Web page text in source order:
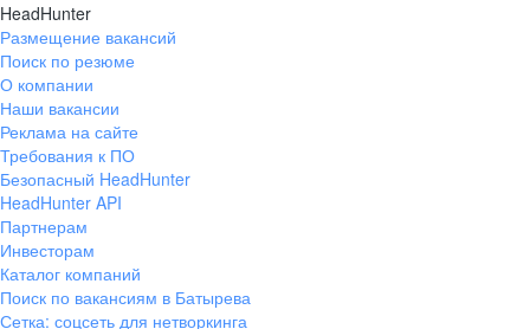
HeadHunter
Размещение вакансий
Поиск по резюме
О компании
Наши вакансии
Реклама на сайте
Требования к ПО
Безопасный HeadHunter
HeadHunter API
Партнерам
Инвесторам
Каталог компаний
Поиск по вакансиям в Батырева
Сетка: соцсеть для нетворкинга